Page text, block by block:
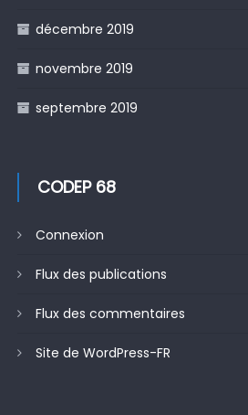
décembre 2019
novembre 2019
septembre 2019
CODEP 68
Connexion
Flux des publications
Flux des commentaires
Site de WordPress-FR